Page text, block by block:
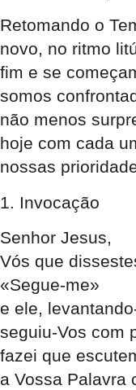
Retomando o
novo, no ritmo
fim e se
somos
não menos
hoje com cada
nossas
1. Invocação
Senhor Jesus,
Vós que
«Segue-me»
e ele,
seguiu-Vos com
fazei que
a Vossa Palavra